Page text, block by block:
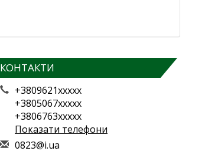
КОНТАКТИ
+3809621xxxxx
+3805067xxxxx
+3806763xxxxx
Показати телефони
0823@i.ua